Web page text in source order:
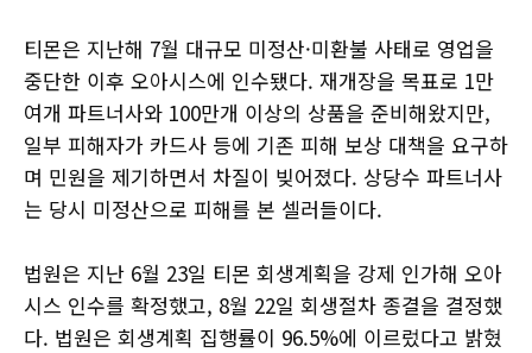
티몬은 지난해 7월 대규모 미정산·미환불 사태로 영업을
중단한 이후 오아시스에 인수됐다. 재개장을 목표로 1만
여개 파트너사와 100만개 이상의 상품을 준비해왔지만,
일부 피해자가 카드사 등에 기존 피해 보상 대책을 요구하
며 민원을 제기하면서 차질이 빚어졌다. 상당수 파트너사
는 당시 미정산으로 피해를 본 셀러들이다.
법원은 지난 6월 23일 티몬 회생계획을 강제 인가해 오아
시스 인수를 확정했고, 8월 22일 회생절차 종결을 결정했
다. 법원은 회생계획 집행률이 96.5%에 이르렀다고 밝혔